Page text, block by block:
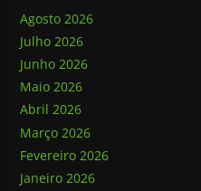
Agosto 2026
Julho 2026
Junho 2026
Maio 2026
Abril 2026
Março 2026
Fevereiro 2026
Janeiro 2026